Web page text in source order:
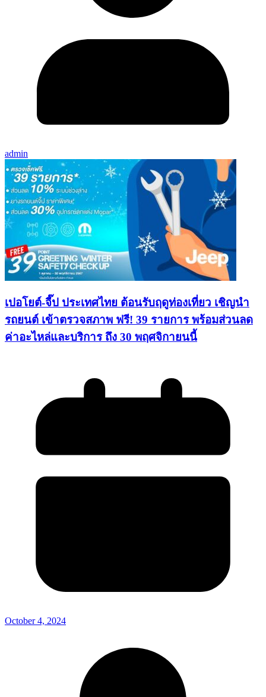
admin
เปอโยต์-จี๊ป ประเทศไทย ต้อนรับฤดูท่องเที่ยว เชิญนำ
รถยนต์ เข้าตรวจสภาพ ฟรี! 39 รายการ พร้อมส่วนลด
ค่าอะไหล่และบริการ ถึง 30 พฤศจิกายนนี้
October 4, 2024